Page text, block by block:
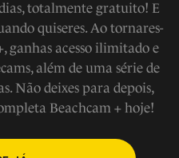
totalmente gratuito! E
quiseres. Ao tornares-
ganhas acesso ilimitado e
além de uma série de
Não deixes para depois,
Beachcam + hoje!